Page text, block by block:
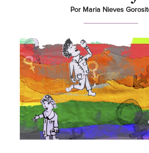
Por Maria Nieves